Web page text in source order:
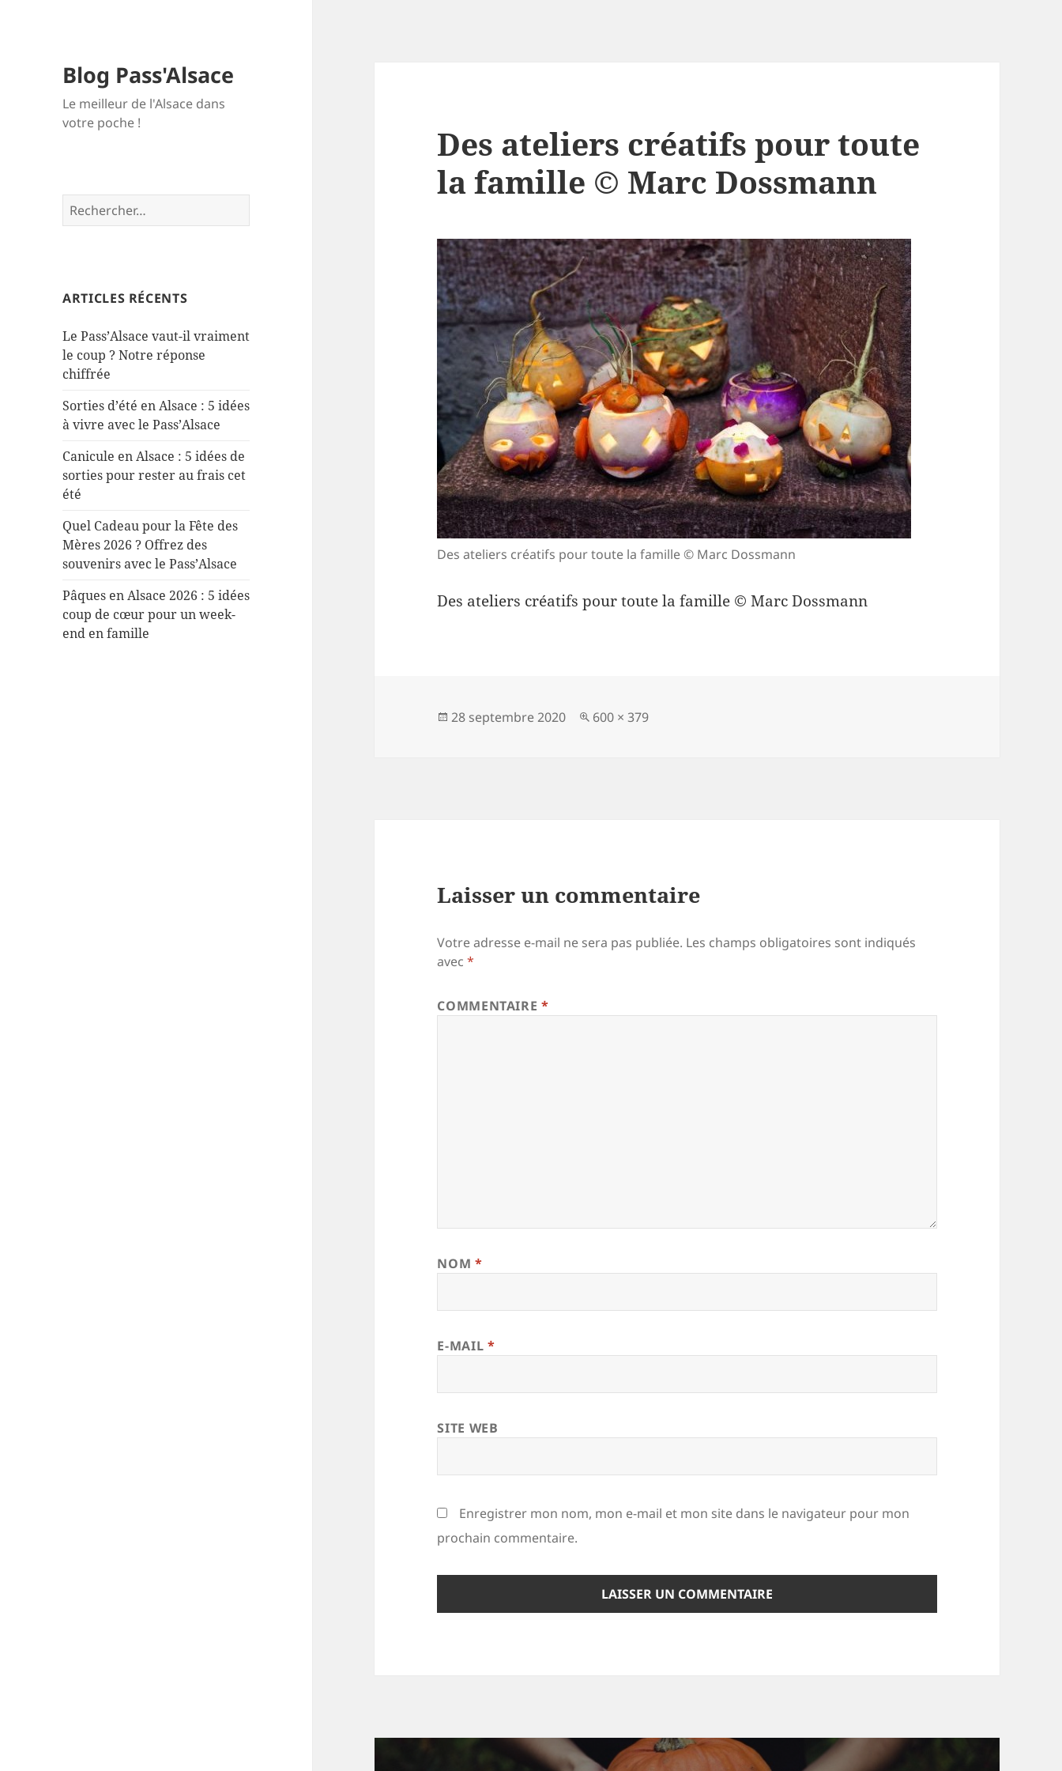
Blog Pass'Alsace
Le meilleur de l'Alsace dans
votre poche !
Rechercher :
ARTICLES RÉCENTS
Le Pass’Alsace vaut-il vraiment
le coup ? Notre réponse
chiffrée
Sorties d’été en Alsace : 5 idées
à vivre avec le Pass’Alsace
Canicule en Alsace : 5 idées de
sorties pour rester au frais cet
été
Quel Cadeau pour la Fête des
Mères 2026 ? Offrez des
souvenirs avec le Pass’Alsace
Pâques en Alsace 2026 : 5 idées
coup de cœur pour un week-
end en famille
Des ateliers créatifs pour toute
la famille © Marc Dossmann
Des ateliers créatifs pour toute la famille © Marc Dossmann
Des ateliers créatifs pour toute la famille © Marc Dossmann
Publié
28 septembre 2020
Taille
600 × 379
Laisser un commentaire
Votre adresse e-mail ne sera pas publiée. Les champs obligatoires sont indiqués
avec*
COMMENTAIRE*
NOM *
E-MAIL *
SITE WEB
Enregistrer mon nom, mon e-mail et mon site dans le navigateur pour mon
prochain commentaire.
Navigation